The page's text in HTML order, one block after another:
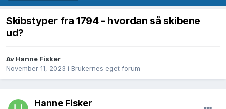
Skibstyper fra 1794 - hvordan så skibene
ud?
Av Hanne Fisker
November 11, 2023 i Brukernes eget forum
Hanne Fisker